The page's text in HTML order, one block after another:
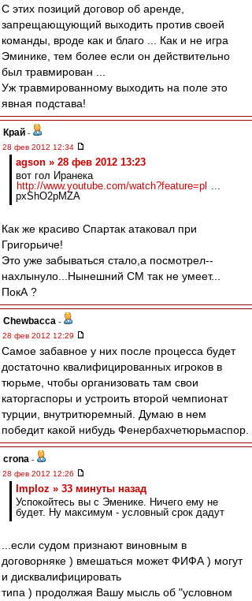
С этих позиций договор об аренде,
запрещающующий выходить против своей
команды, вроде как и благо ... Как и не игра
Эминике, тем более если он действительно
был травмирован ...
Уж травмированному выходить на поле это
явная подстава!
Край -
28 фев 2012 12:34
agson » 28 фев 2012 13:23
вот гол Иранека
http://www.youtube.com/watch?feature=pl ...
pxShO2pMZA
Как же красиво Спартак атаковал при
Григорьиче!
Это уже забываться стало,а посмотрел--
нахлынуло...Нынешний СМ так не умеет...
ПокА ?
Chewbacca -
28 фев 2012 12:29
Самое забавное у них после процесса будет
достаточно квалифицированных игроков в
тюрьме, чтобы организовать там свои
каторгаспоры и устроить второй чемпионат
турции, внутритюремный. Думаю в нем
победит какой нибудь Фенербахчетюрьмаспор.
crona -
28 фев 2012 12:26
Imploz » 33 минуты назад
Успокойтесь вы с Эменике. Ничего ему не
будет. Ну максимум - условный срок дадут
...если судом признают виновным в
договорняке ) вмешаться может ФИФА ) могут
и дисквалифицировать
типа ) продолжая Вашу мысль об "условном